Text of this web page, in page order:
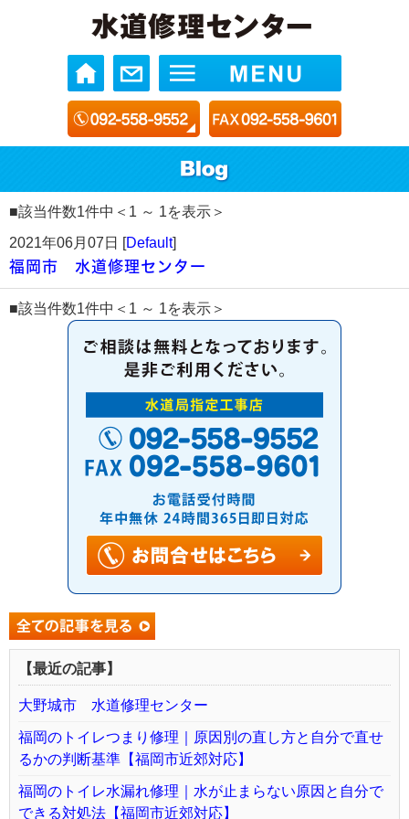
■該当件数1件中＜1 ～ 1を表示＞
2021年06月07日 [Default]
福岡市 水道修理センター
■該当件数1件中＜1 ～ 1を表示＞
【最近の記事】
大野城市 水道修理センター
福岡のトイレつまり修理｜原因別の直し方と自分で直せ
るかの判断基準【福岡市近郊対応】
福岡のトイレ水漏れ修理｜水が止まらない原因と自分で
できる対処法【福岡市近郊対応】